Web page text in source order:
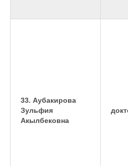
33. Аубакирова
Зульфия
Акылбековна